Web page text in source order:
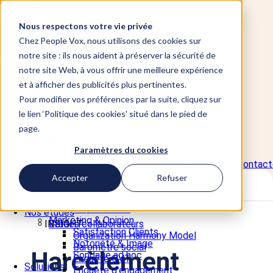
Nous respectons votre vie privée
Chez People Vox, nous utilisons des cookies sur
notre site : ils nous aident à préserver la sécurité de
notre site Web, à vous offrir une meilleure expérience
et à afficher des publicités plus pertinentes.
Pour modifier vos préférences par la suite, cliquez sur
le lien ‘Politique des cookies' situé dans le pied de
page.
Paramètres du cookies
Accepter Refuser
Skip to content
📞 +33 5 82 95 56 50
Site Vote électronique
Fermer
Pourquoi People Vox ?
Conseil & Accompagnement
Collecte de données
Analyse de données
Etudes collaborateurs
Organization Harmony Model
Baromètre social
Enquête QVT
Enquête RPS
Marketing & Opinion
Satisfaction Clients
Notoriété & Image
Sondage ad hoc
Solutions
Pourquoi People Vox ?
Conseil & Accompagnement
Collecte de données
Analyse de données
Nos études
Etudes collaborateurs
Organization Harmony Model
Baromètre social
Enquête QVT
Enquête d'engagement
Demander un devisNous
INSIGHT
Harcèlement